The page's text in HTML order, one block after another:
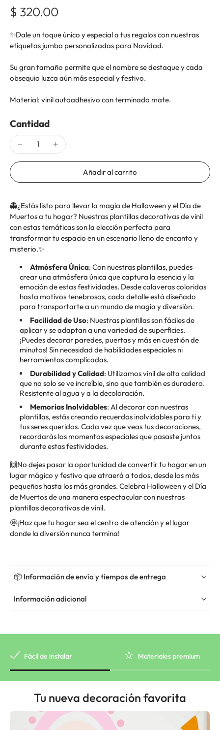
$ 320.00
✨Dale un toque único y especial a tus regalos con nuestras
etiquetas jumbo personalizadas para Navidad.
Su gran tamaño permite que el nombre se destaque y cada
obsequio luzca aún más especial y festivo.
Material: vinil autoadhesivo con terminado mate.
Cantidad
Añadir al carrito
👻¿Estás listo para llevar la magia de Halloween y el Día de
Muertos a tu hogar? Nuestras plantillas decorativas de vinil
con estas temáticas son la elección perfecta para
transformar tu espacio en un escenario lleno de encanto y
misterio.✨
Atmósfera Única: Con nuestras plantillas, puedes
crear una atmósfera única que captura la esencia y la
emoción de estas festividades. Desde calaveras coloridas
hasta motivos tenebrosos, cada detalle está diseñado
para transportarte a un mundo de magia y diversión.
Facilidad de Uso: Nuestras plantillas son fáciles de
aplicar y se adaptan a una variedad de superficies.
¡Puedes decorar paredes, puertas y más en cuestión de
minutos! Sin necesidad de habilidades especiales ni
herramientas complicadas.
Durabilidad y Calidad: Utilizamos vinil de alta calidad
que no solo se ve increíble, sino que también es duradero.
Resistente al agua y a la decoloración.
Memorias Inolvidables: Al decorar con nuestras
plantillas, estás creando recuerdos inolvidables para ti y
tus seres queridos. Cada vez que veas tus decoraciones,
recordarás los momentos especiales que pasaste juntos
durante estas festividades.
🙌No dejes pasar la oportunidad de convertir tu hogar en un
lugar mágico y festivo que atraerá a todos, desde los más
pequeños hasta los más grandes. Celebra Halloween y el Día
de Muertos de una manera espectacular con nuestras
plantillas decorativas de vinil.
🤩¡Haz que tu hogar sea el centro de atención y el lugar
donde la diversión nunca termina!
📦 Información de envío y tiempos de entrega
Información adicional
Fácil de instalar Materiales premium
Tu nueva decoración favorita